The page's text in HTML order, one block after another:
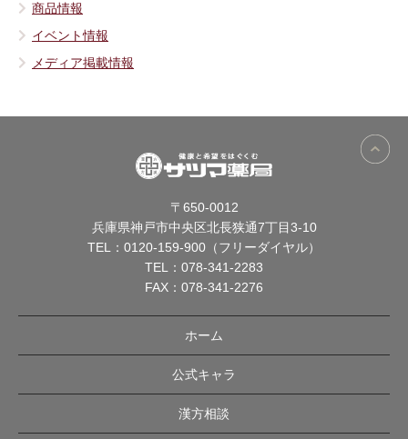
商品情報
イベント情報
メディア掲載情報
〒650-0012
兵庫県神戸市中央区北長狭通7丁目3-10
TEL： 0120-159-900（フリーダイヤル）
TEL： 078-341-2283
FAX：078-341-2276
ホーム
公式キャラ
漢方相談